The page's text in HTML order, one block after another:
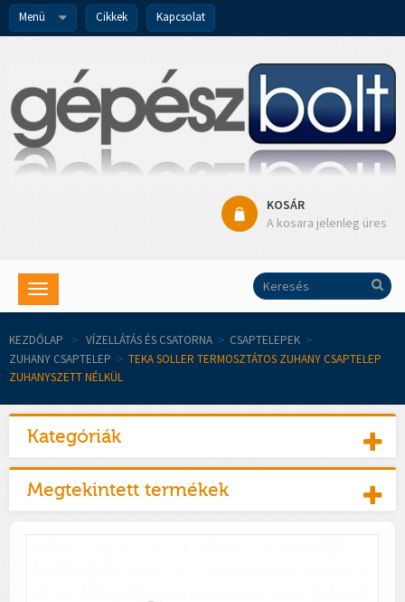
Menü Cikkek Kapcsolat
KOSÁR
A kosara jelenleg üres
Toggle
navigation
KEZDŐLAP > VÍZELLÁTÁS ÉS CSATORNA > CSAPTELEPEK >
ZUHANY CSAPTELEP > TEKA SOLLER TERMOSZTÁTOS ZUHANY CSAPTELEP
ZUHANYSZETT NÉLKÜL
Kategóriák
Megtekintett termékek